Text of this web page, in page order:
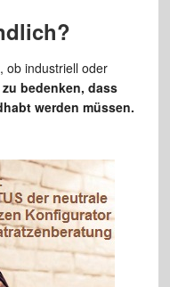
ob industriell oder
bedenken, dass
werden müssen.